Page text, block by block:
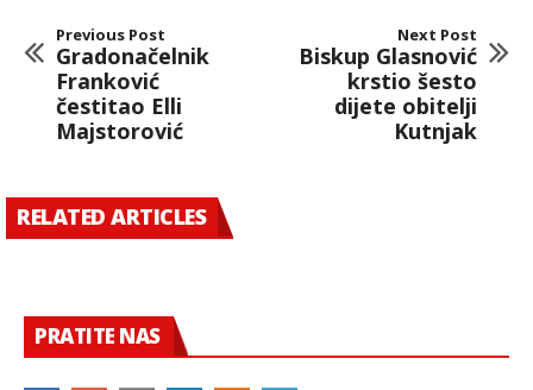
Previous Post
Gradonačelnik
Franković
čestitao Elli
Majstorović
Next Post
Biskup Glasnović
krstio šesto
dijete obitelji
Kutnjak
RELATED ARTICLES
PRATITE NAS